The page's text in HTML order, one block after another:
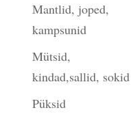
Mantlid, joped,
kampsunid
Mütsid,
kindad,sallid, sokid
Püksid